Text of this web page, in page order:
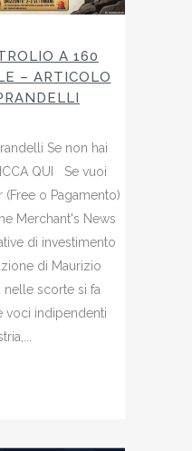
A 160
– ARTICOLO
Se non hai
QUI Se vuoi
o Pagamento)
Merchant's News
di investimento
di Maurizio
scorte si fa
voci indipendenti